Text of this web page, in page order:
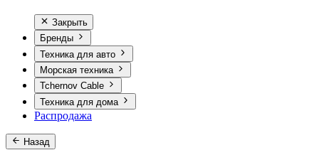
Закрыть
Бренды
Техника для авто
Морская техника
Tchernov Cable
Техника для дома
Распродажа
Назад